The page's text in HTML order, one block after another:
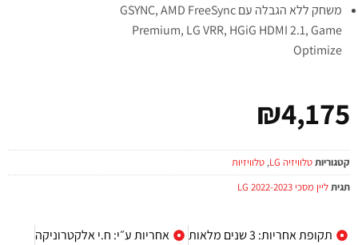
משחק ללא הגבלה עם GSYNC, AMD FreeSync
Premium, LG VRR, HGiG HDMI 2.1, Game
Optimize
₪4,175
קטגוריותטלוויזיה LG , טלוויזיות
תגיתליין מסכי LG 2022-2023
תקופת אחריות: 3 שנים מלאות
אחריות ע״י: ח.י אלקטרוניקה